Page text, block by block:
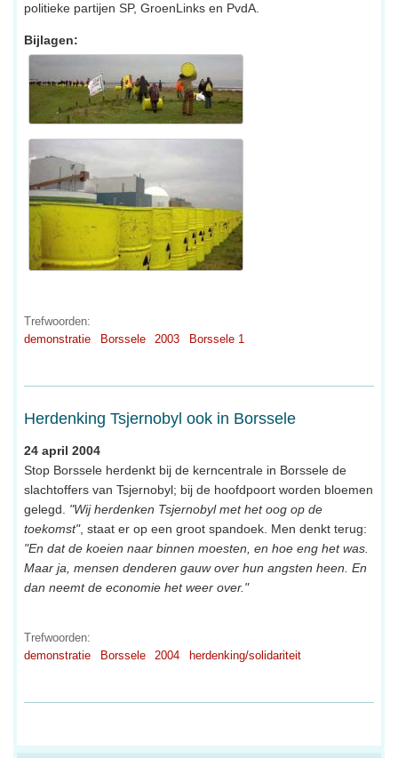
politieke partijen SP, GroenLinks en PvdA.
Bijlagen:
Trefwoorden:
demonstratie
Borssele 2003 Borssele 1
Herdenking Tsjernobyl ook in Borssele
24 april 2004
Stop Borssele herdenkt bij de kerncentrale in Borssele de
slachtoffers van Tsjernobyl; bij de hoofdpoort worden bloemen
gelegd. "Wij herdenken Tsjernobyl met het oog op de
toekomst", staat er op een groot spandoek. Men denkt terug:
"En dat de koeien naar binnen moesten, en hoe eng het was.
Maar ja, mensen denderen gauw over hun angsten heen. En
dan neemt de economie het weer over."
Trefwoorden:
demonstratie
Borssele 2004 herdenking/solidariteit